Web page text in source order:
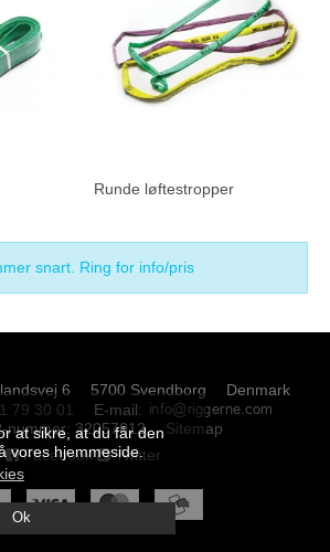
at sikre, at du får den
vores hjemmeside.
Ok
Runde løftestropper
snart. Ring for info/pris
6 5700 Svendborg
Denmark
79 30 01 E-mail:
nummer: 32057012
Sitemap
Facebook
Twitter